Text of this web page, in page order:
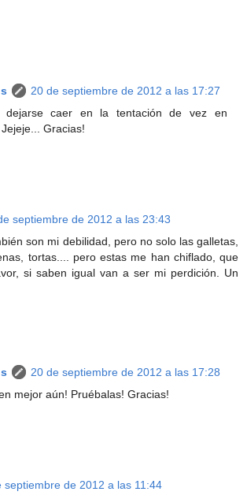
20 de septiembre de 2012 a las 17:27
dejarse caer en la tentación de vez en
Gracias!
septiembre de 2012 a las 23:43
son mi debilidad, pero no solo las galletas,
tortas.... pero estas me han chiflado, que
si saben igual van a ser mi perdición. Un
20 de septiembre de 2012 a las 17:28
mejor aún! Pruébalas! Gracias!
septiembre de 2012 a las 11:44